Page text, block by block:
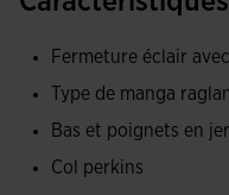
d'effectuer tout type
De plus, la
l'ajustement du
intègre un protège-
Fermeture éclair
Type de manga
Bas et poignets en
Col perkins